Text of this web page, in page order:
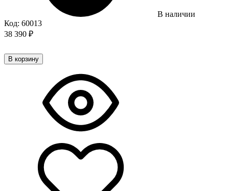
В наличии
Код: 60013
38 390 ₽
В корзину